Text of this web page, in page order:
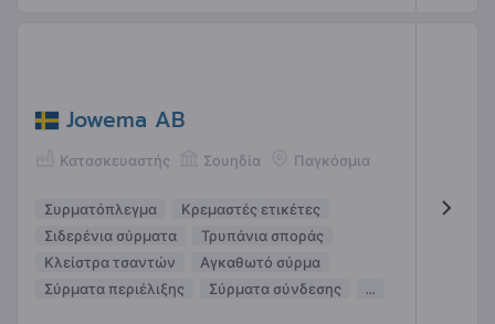
Jowema AB
Κατασκευαστής Σουηδία Παγκόσμια
Συρματόπλεγμα
Κρεμαστές ετικέτες
Σιδερένια σύρματα
Τρυπάνια σποράς
Κλείστρα τσαντών
Αγκαθωτό σύρμα
Σύρματα περιέλιξης
Σύρματα σύνδεσης ...